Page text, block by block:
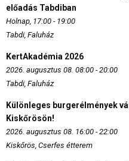
előadás Tabdiban
Holnap, 17:00 - 19:00
Tabdi, Faluház
KertAkadémia 2026
2026. augusztus 08. 08:00 - 20:00
Tabdi, Faluház
Különleges burgerélmények
Kiskőrösön!
2026. augusztus 08. 16:00 - 22:00
Kiskőrös, Cserfes étterem